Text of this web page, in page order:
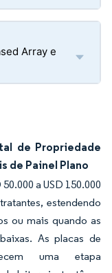
Array e
de Propriedade
de Painel Plano
a USD 150.000
estendendo
ou mais quando as
As placas de
uma etapa